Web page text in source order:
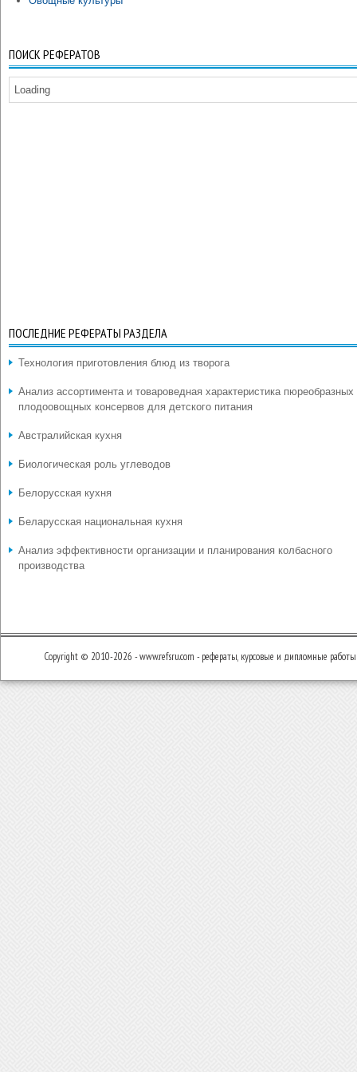
ПОИСК РЕФЕРАТОВ
Loading
ПОСЛЕДНИЕ РЕФЕРАТЫ РАЗДЕЛА
Технология приготовления блюд из творога
Анализ ассортимента и товароведная характеристика пюреобразных
плодоовощных консервов для детского питания
Австралийская кухня
Биологическая роль углеводов
Белорусская кухня
Беларусская национальная кухня
Анализ эффективности организации и планирования колбасного
производства
Copyright © 2010-2026 - www.refsru.com - рефераты, курсовые и дипломные работы